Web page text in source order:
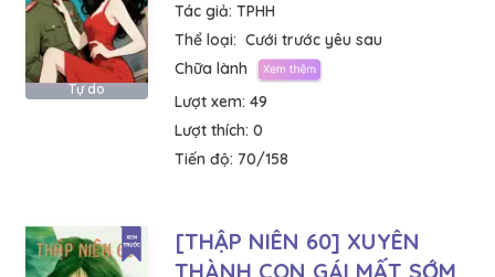
Tự do
Tác giả: TPHH
Thể loại: Cưới trước yêu sau
Chữa lành
Lượt xem: 49
Lượt thích: 0
Tiến độ: 70/158
[THẬP NIÊN 60] XUYÊN
THÀNH CON GÁI MẤT SỚM